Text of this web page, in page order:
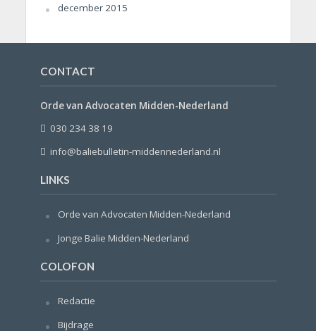
december 2015
CONTACT
Orde van Advocaten Midden-Nederland
030 234 38 19
info@baliebulletin-middennederland.nl
LINKS
Orde van Advocaten Midden-Nederland
Jonge Balie Midden-Nederland
COLOFON
Redactie
Bijdrage